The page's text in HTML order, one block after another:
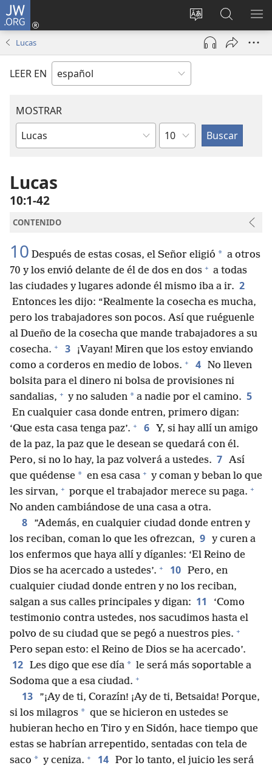
JW.ORG
Cambiar
idioma
del sitio
Iniciar
sesión
(abre
nueva
en
jw.org
Lucas
LEER EN
MOSTRAR
Libro
Biblia
Capítulo
Lucas
10:1-42
CONTENIDO
10 Después de estas cosas, el Señor eligió * a otros
70 y los envió delante de él de dos en dos + a todas
las ciudades y lugares adonde él mismo iba a ir. 2
Entonces les dijo: “Realmente la cosecha es mucha,
pero los trabajadores son pocos. Así que ruéguenle
al Dueño de la cosecha que mande trabajadores a su
cosecha. + 3
¡Vayan! Miren que los estoy enviando
como a corderos en medio de lobos. + 4 No lleven
bolsita para el dinero ni bolsa de provisiones ni
sandalias, + y no saluden * a nadie por el camino. 5
En cualquier casa donde entren, primero digan:
‘Que esta casa tenga paz’. + 6
Y, si hay allí un amigo
de la paz, la paz que le desean se quedará con él.
Pero, si no lo hay, la paz volverá a ustedes. 7 Así
que quédense * en esa casa + y coman y beban lo que
les sirvan, + porque el trabajador merece su paga. +
No anden cambiándose de una casa a otra.
8
”Además, en cualquier ciudad donde entren y
los reciban, coman lo que les ofrezcan, 9 y curen a
los enfermos que haya allí y díganles: ‘El Reino de
Dios se ha acercado a ustedes’. + 10 Pero, en
cualquier ciudad donde entren y no los reciban,
salgan a sus calles principales y digan: 11
‘Como
testimonio contra ustedes, nos sacudimos hasta el
polvo de su ciudad que se pegó a nuestros pies. +
Pero sepan esto: el Reino de Dios se ha acercado’.
12 Les digo que ese día * le será más soportable a
Sodoma que a esa ciudad. +
13
”¡Ay de ti, Corazín! ¡Ay de ti, Betsaida! Porque,
si los milagros * que se hicieron en ustedes se
hubieran hecho en Tiro y en Sidón, hace tiempo que
estas se habrían arrepentido, sentadas con tela de
saco * y ceniza. + 14 Por lo tanto, el juicio les será